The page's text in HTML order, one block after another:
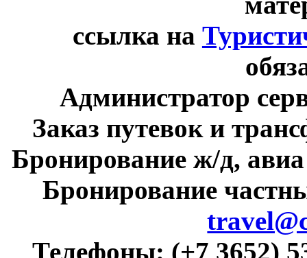
ссылка на
Администратор
Заказ путевок и
Бронирование ж/д,
Бронирование
Телефоны: (+7 3652)